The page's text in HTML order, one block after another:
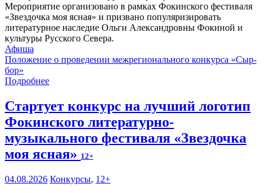
Мероприятие организовано в рамках Фокинского фестиваля
«Звездочка моя ясная» и призвано популяризировать
литературное наследие Ольги Александровны Фокиной и
культуры Русского Севера.
Афиша
Положение о проведении межрегионального конкурса «Сыр-
бор»
Подробнее
Стартует конкурс на лучший логотип
Фокинского литературно-
музыкального фестиваля «Звездочка
моя ясная» 12+
04.08.2026 Конкурсы, 12+